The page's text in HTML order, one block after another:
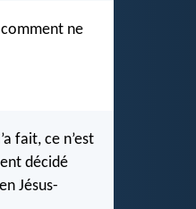
comment ne
fait, ce n’est
décidé
Jésus-